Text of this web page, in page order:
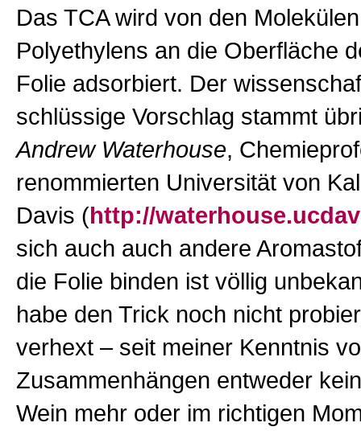
Das TCA wird von den
Polyethylens an die Oberfläche
Folie adsorbiert. Der
schlüssige Vorschlag stammt
Andrew Waterhouse,
renommierten Universität von
Davis (http://
sich auch auch andere
die Folie binden ist völlig
habe den Trick noch nicht
verhext – seit meiner Kenntnis
Zusammenhängen entweder
Wein mehr oder im richtigen